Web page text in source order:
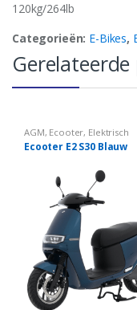
120kg/264lb
Categorieën: E-Bikes,
AGM, Ecooter, Elektrisch
Ecooter E2 S30 Blauw